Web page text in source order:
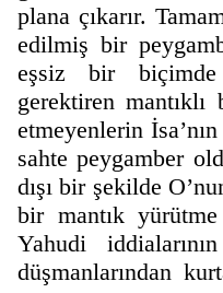
plana çıkarır.
edilmiş bir
eşsiz bir biçimde
gerektiren
etmeyenlerin
sahte peygamber
dışı bir şekilde
bir mantık
Yahudi
düşmanlarından